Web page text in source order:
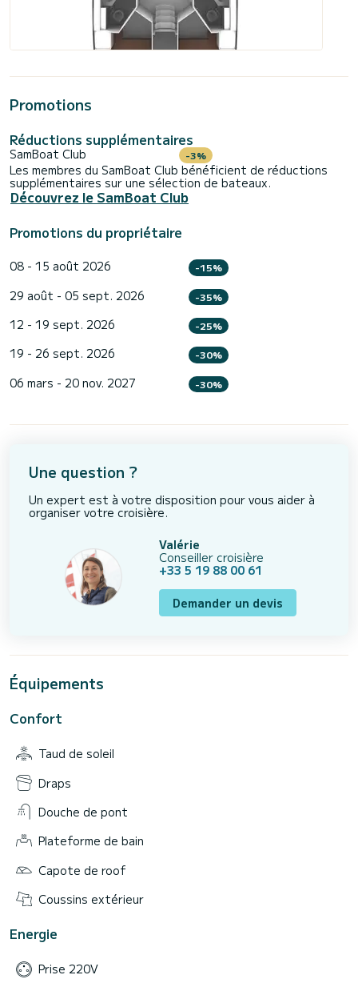
Promotions
Réductions supplémentaires
SamBoat Club -3%
Les membres du SamBoat Club bénéficient de réductions
supplémentaires sur une sélection de bateaux.
Découvrez le SamBoat Club
Promotions du propriétaire
08 - 15 août 2026 -15%
29 août - 05 sept. 2026 -35%
12 - 19 sept. 2026 -25%
19 - 26 sept. 2026 -30%
06 mars - 20 nov. 2027 -30%
Une question ?
Un expert est à votre disposition pour vous aider à
organiser votre croisière.
Valérie
Conseiller croisière
+33 5 19 88 00 61
Demander un devis
Équipements
Confort
Taud de soleil
Draps
Douche de pont
Plateforme de bain
Capote de roof
Coussins extérieur
Energie
Prise 220V